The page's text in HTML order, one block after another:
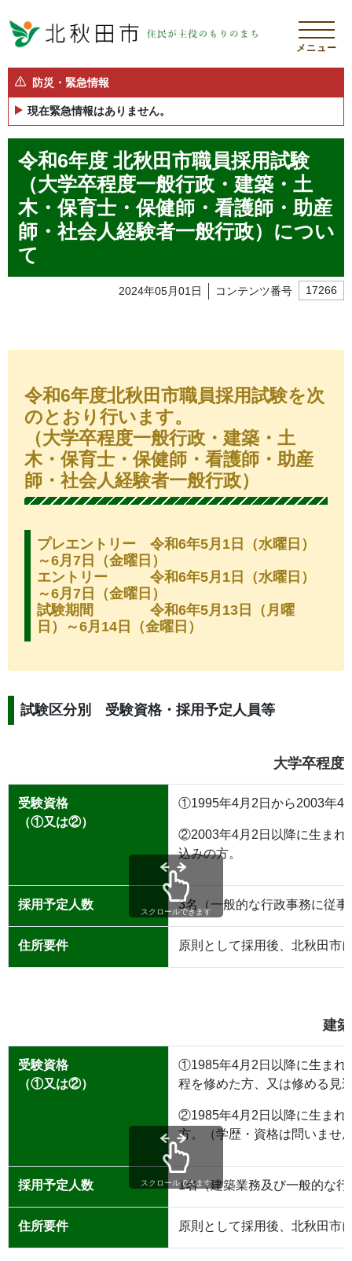
メニュー
防災・緊急情報
現在緊急情報はありません。
令和6年度 北秋田市職員採用試験
（大学卒程度一般行政・建築・土
木・保育士・保健師・看護師・助産
師・社会人経験者一般行政）につい
て
2024年05月01日 コンテンツ番号 17266
令和6年度北秋田市職員採用試験を次
のとおり行います。
（大学卒程度一般行政・建築・土
木・保育士・保健師・看護師・助産
師・社会人経験者一般行政）
プレエントリー 令和6年5月1日（水曜日）
～6月7日（金曜日）
エントリー 令和6年5月1日（水曜日）
～6月7日（金曜日）
試験期間 令和6年5月13日（月曜
日）～6月14日（金曜日）
試験区分別 受験資格・採用予定人員等
大学卒程度
受験資格
（①又は②）
①1995年4月2日から2003年4
②2003年4月2日以降に生まれ
込みの方。
採用予定人数 3名（一般的な行政事務に従
住所要件 原則として採用後、北秋田市
スクロールできます
建築
受験資格
（①又は②）
①1985年4月2日以降に生まれ
程を修めた方、又は修める見
②1985年4月2日以降に生まれ
方。（学歴・資格は問いませ
採用予定人数 1名（建築業務及び一般的な
住所要件 原則として採用後、北秋田市
スクロールできます